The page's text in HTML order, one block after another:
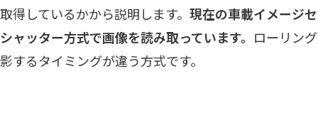
取得しているかから説明します。 現在の車載イメージ
シャッター方式で画像を読み取っています。 ローリン
影するタイミングが違う方式です。